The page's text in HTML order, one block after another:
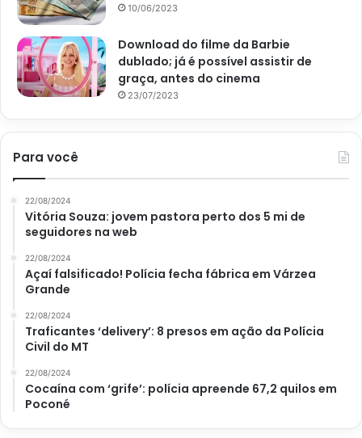
10/06/2023
Download do filme da Barbie
dublado; já é possível assistir de
graça, antes do cinema
23/07/2023
Para você
22/08/2024
Vitória Souza: jovem pastora perto dos 5 mi de
seguidores na web
22/08/2024
Açaí falsificado! Polícia fecha fábrica em Várzea
Grande
22/08/2024
Traficantes ‘delivery’: 8 presos em ação da Polícia
Civil do MT
22/08/2024
Cocaína com ‘grife’: polícia apreende 67,2 quilos em
Poconé